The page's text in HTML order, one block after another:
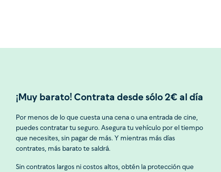
¡Muy barato! Contrata desde sólo 2€ al día
Por menos de lo que cuesta una cena o una entrada de cine,
puedes contratar tu seguro. Asegura tu vehículo por el tiempo
que necesites, sin pagar de más. Y mientras más días
contrates, más barato te saldrá.
Sin contratos largos ni costos altos, obtén la protección que